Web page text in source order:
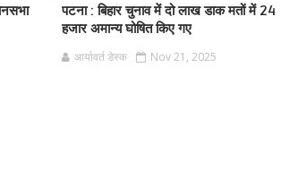
पटना : बिहार चुनाव में दो लाख डाक मतों में 24
हजार अमान्य घोषित किए गए
आर्यावर्त डेस्क Nov 21, 2025